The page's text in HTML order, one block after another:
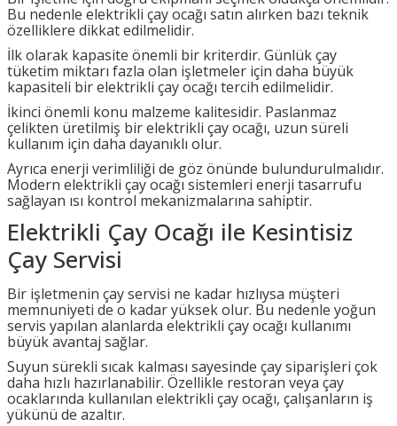
Bu nedenle elektrikli çay ocağı satın alırken bazı teknik
özelliklere dikkat edilmelidir.
İlk olarak kapasite önemli bir kriterdir. Günlük çay
tüketim miktarı fazla olan işletmeler için daha büyük
kapasiteli bir elektrikli çay ocağı tercih edilmelidir.
İkinci önemli konu malzeme kalitesidir. Paslanmaz
çelikten üretilmiş bir elektrikli çay ocağı, uzun süreli
kullanım için daha dayanıklı olur.
Ayrıca enerji verimliliği de göz önünde bulundurulmalıdır.
Modern elektrikli çay ocağı sistemleri enerji tasarrufu
sağlayan ısı kontrol mekanizmalarına sahiptir.
Elektrikli Çay Ocağı ile Kesintisiz
Çay Servisi
Bir işletmenin çay servisi ne kadar hızlıysa müşteri
memnuniyeti de o kadar yüksek olur. Bu nedenle yoğun
servis yapılan alanlarda elektrikli çay ocağı kullanımı
büyük avantaj sağlar.
Suyun sürekli sıcak kalması sayesinde çay siparişleri çok
daha hızlı hazırlanabilir. Özellikle restoran veya çay
ocaklarında kullanılan elektrikli çay ocağı, çalışanların iş
yükünü de azaltır.